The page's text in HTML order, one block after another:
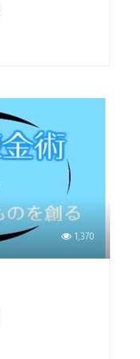
1,370